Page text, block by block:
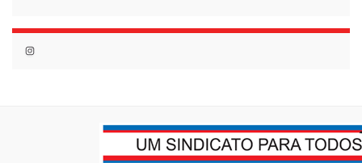
Instagram